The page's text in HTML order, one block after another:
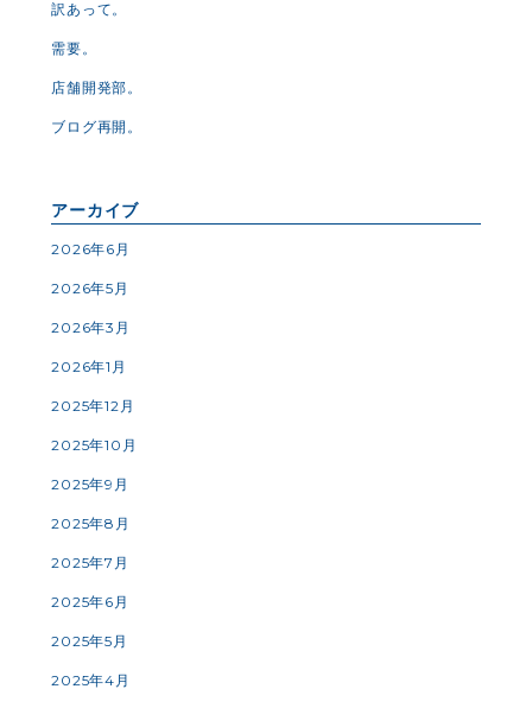
訳あって。
需要。
店舗開発部。
ブログ再開。
アーカイブ
2026年6月
2026年5月
2026年3月
2026年1月
2025年12月
2025年10月
2025年9月
2025年8月
2025年7月
2025年6月
2025年5月
2025年4月